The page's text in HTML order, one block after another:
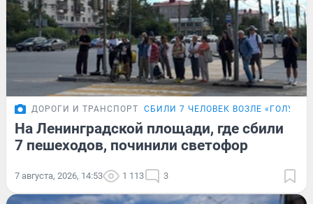
ДОРОГИ И ТРАНСПОРТ СБИЛИ 7 ЧЕЛОВЕК ВОЗЛЕ
На Ленинградской площади, где сбили
7 пешеходов, починили светофор
7 августа, 2026, 14:53 1 113 3